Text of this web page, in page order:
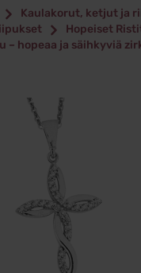
Kaulakorut, ketjut ja
Hopeiset
– hopeaa ja säihkyviä